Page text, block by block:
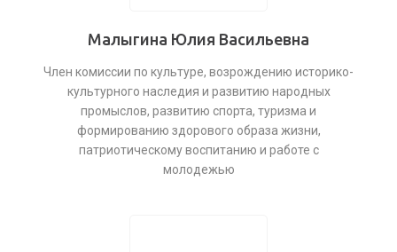
Малыгина Юлия Васильевна
Член комиссии по культуре, возрождению историко-
культурного наследия и развитию народных
промыслов, развитию спорта, туризма и
формированию здорового образа жизни,
патриотическому воспитанию и работе с
молодежью